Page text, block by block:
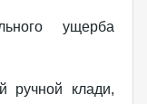
ущерба
ручной клади,